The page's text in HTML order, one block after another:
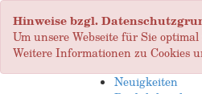
Hinweise bzgl.
Um unsere Webseite für Sie
Weitere Informationen zu Cookies
Neuigkeiten